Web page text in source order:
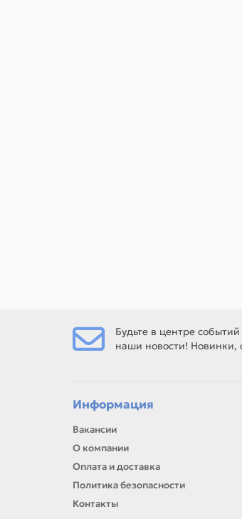
Будьте в центре
наши новости! Новинки,
Информация
Вакансии
О компании
Оплата и доставка
Политика безопасности
Контакты